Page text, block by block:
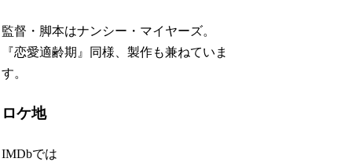
監督・脚本はナンシー・マイヤーズ。
『恋愛適齢期』同様、製作も兼ねていま
す。
ロケ地
IMDbでは